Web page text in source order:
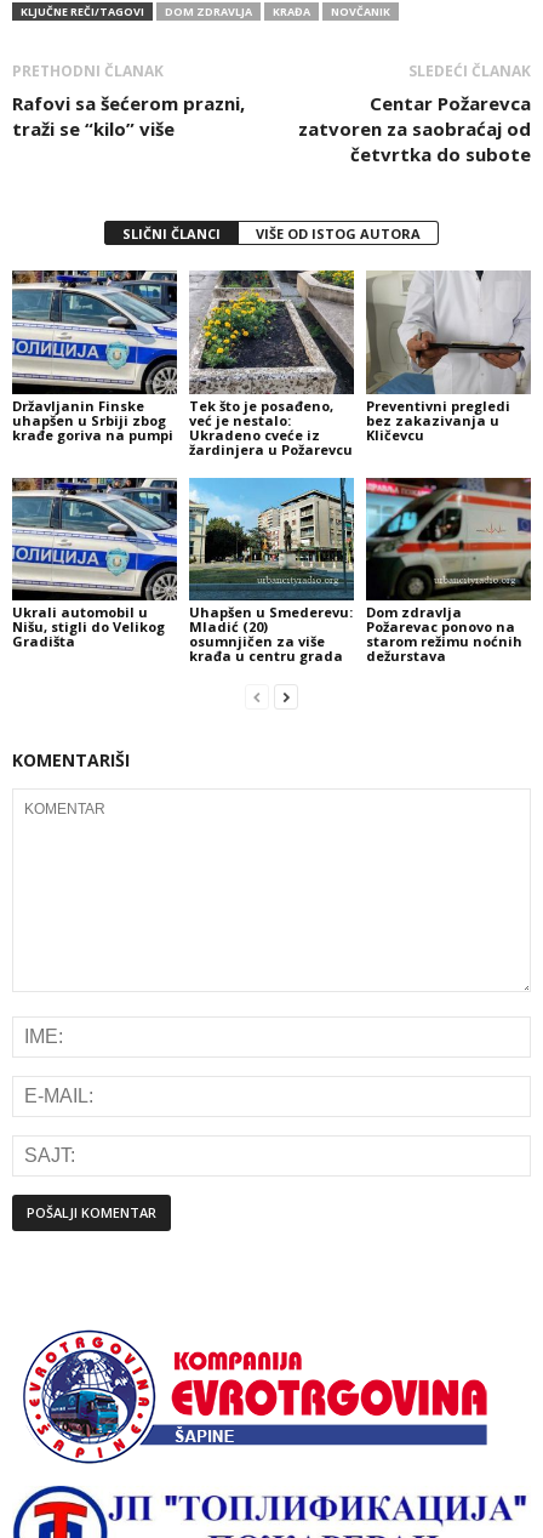
KLJUČNE REČI/TAGOVI DOM ZDRAVLJA KRAĐA NOVČANIK
PRETHODNI ČLANAK
Rafovi sa šećerom prazni,
traži se “kilo” više
SLEDEĆI ČLANAK
Centar Požarevca
zatvoren za saobraćaj od
četvrtka do subote
SLIČNI ČLANCI VIŠE OD ISTOG AUTORA
Državljanin Finske
uhapšen u Srbiji zbog
krađe goriva na pumpi
Tek što je posađeno,
već je nestalo:
Ukradeno cveće iz
žardinjera u Požarevcu
Preventivni pregledi
bez zakazivanja u
Kličevcu
Ukrali automobil u
Nišu, stigli do Velikog
Gradišta
Uhapšen u Smederevu:
Mladić (20)
osumnjičen za više
krađa u centru grada
Dom zdravlja
Požarevac ponovo na
starom režimu noćnih
dežurstava
KOMENTARIŠI